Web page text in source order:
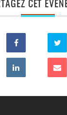
CET